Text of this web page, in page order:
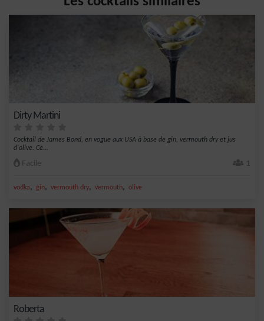
Dirty Martini
Cocktail de James Bond, en vogue aux USA à base de gin, vermouth dry et jus
d'olive. Ce...
Facile 1
vodka, gin, vermouth dry, vermouth, olive
Roberta